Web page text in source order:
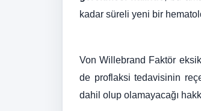
kadar süreli yeni bir
Von Willebrand Faktör
de proflaksi tedavisinin
dahil olup olamayacağı